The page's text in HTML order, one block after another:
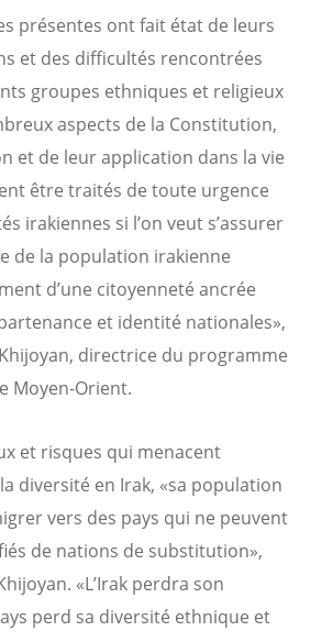
présentes ont fait état de leurs
et des difficultés rencontrées
groupes ethniques et religieux
aspects de la Constitution,
et de leur application dans la vie
être traités de toute urgence
irakiennes si l’on veut s’assurer
de la population irakienne
d’une citoyenneté ancrée
et identité nationales»,
directrice du programme
Moyen-Orient.
et risques qui menacent
diversité en Irak, «sa population
vers des pays qui ne peuvent
de nations de substitution»,
«L’Irak perdra son
perd sa diversité ethnique et